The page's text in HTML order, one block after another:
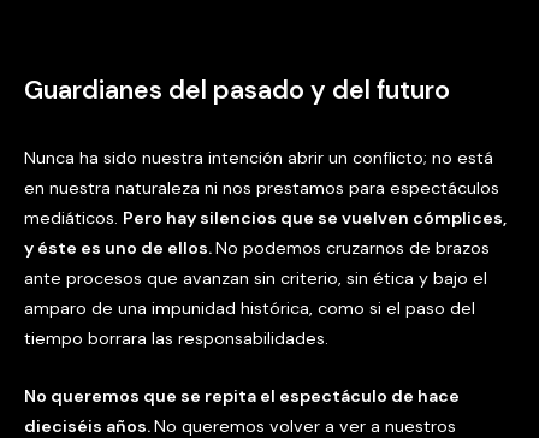
Guardianes del pasado y del futuro
Nunca ha sido nuestra intención abrir un conflicto; no está
en nuestra naturaleza ni nos prestamos para espectáculos
mediáticos. Pero hay silencios que se vuelven cómplices,
y éste es uno de ellos.No podemos cruzarnos de brazos
ante procesos que avanzan sin criterio, sin ética y bajo el
amparo de una impunidad histórica, como si el paso del
tiempo borrara las responsabilidades.
No queremos que se repita el espectáculo de hace
dieciséis años.No queremos volver a ver a nuestros